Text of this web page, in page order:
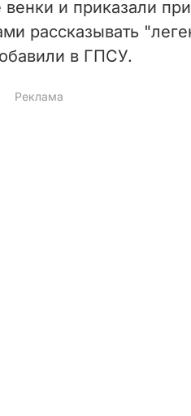
и приказали
рассказывать
в ГПСУ.